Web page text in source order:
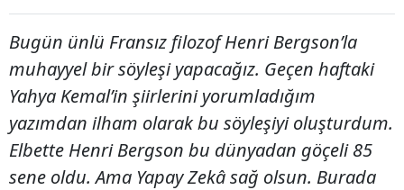
Bugün ünlü Fransız filozof Henri Bergson’la
muhayyel bir söyleşi yapacağız. Geçen haftaki
Yahya Kemal’in şiirlerini yorumladığım
yazımdan ilham olarak bu söyleşiyi oluşturdum.
Elbette Henri Bergson bu dünyadan göçeli 85
sene oldu. Ama Yapay Zekâ sağ olsun. Burada